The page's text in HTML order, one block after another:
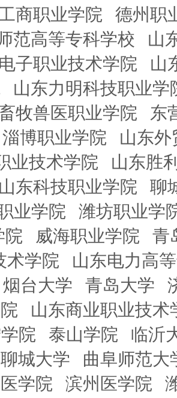
商职业学院
德州职
范高等专科学校
山
子职业技术学院
山
山东力明科技职业学
牧兽医职业学院
东
淄博职业学院
山东外
业技术学院
山东胜
山东科技职业学院
聊
业学院
潍坊职业学
院
威海职业学院
青
术学院
山东电力高
烟台大学 青岛大学
山东商业职业技术
院 泰山学院
临沂
聊城大学
曲阜师范大
学院 滨州医学院